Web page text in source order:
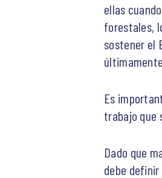
ellas
forestales,
sostener el
Es
trabajo que
Dado que
debe